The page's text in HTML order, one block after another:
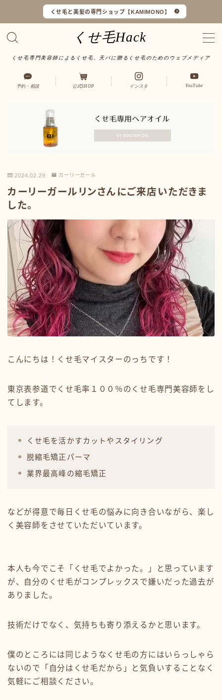
くせ毛と美髪の専門ショップ【KAMIMONO】
くせ毛Hack
くせ毛専門美容師によるくせ毛、天パに贈るくせ毛のためのウェブメディア
口コミ一覧
オンラインショップ
サイトマップ
サロンワーク実例
予約・相談 公式SHOP インスタ YouTube
2024.02.29 カーリーガール
カーリーガールリンさんにご来店いただきま
した。
こんにちは！くせ毛マイスターのっちです！
東京表参道でくせ毛率１００％のくせ毛専門美容師をし
てします。
くせ毛を活かすカットやスタイリング
脱縮毛矯正パーマ
業界最高峰の縮毛矯正
などが得意で毎日くせ毛の悩みに向き合いながら、楽し
く美容師をさせていただいています。
本人も今でこそ「くせ毛でよかった。」と思っています
が、自分のくせ毛がコンプレックスで嫌いだった過去が
ありました。
技術だけでなく、気持ちも寄り添えるかと思います。
僕のところには同じようなくせ毛の方にはいらっしゃら
ないので「自分はくせ毛だから」と気負いすることなく
気軽にご相談ください。